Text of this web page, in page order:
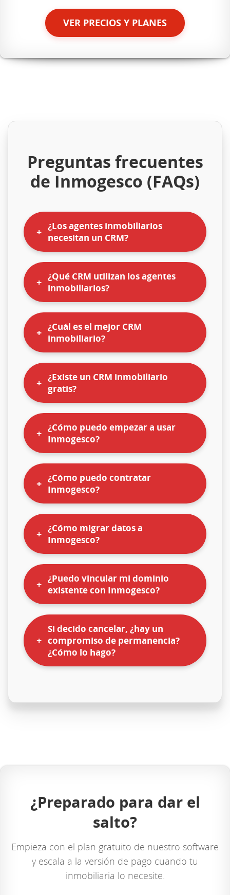
VER PRECIOS Y PLANES
Preguntas frecuentes
de Inmogesco (FAQs)
¿Los agentes inmobiliarios
necesitan un CRM?
¿Qué CRM utilizan los agentes
inmobiliarios?
¿Cuál es el mejor CRM
inmobiliario?
¿Existe un CRM inmobiliario
gratis?
¿Cómo puedo empezar a usar
Inmogesco?
¿Cómo puedo contratar
Inmogesco?
¿Cómo migrar datos a
Inmogesco?
¿Puedo vincular mi dominio
existente con Inmogesco?
Si decido cancelar, ¿hay un
compromiso de permanencia?
¿Cómo lo hago?
¿Preparado para dar el
salto?
Empieza con el plan gratuito de nuestro software
y escala a la versión de pago cuando tu
inmobiliaria lo necesite.